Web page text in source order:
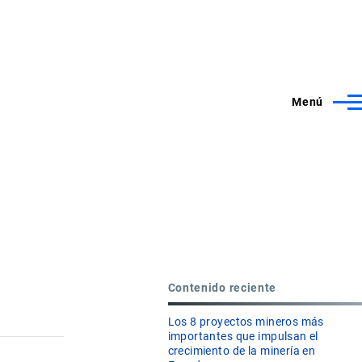
Menú
Contenido reciente
Los 8 proyectos mineros más
importantes que impulsan el
crecimiento de la minería en